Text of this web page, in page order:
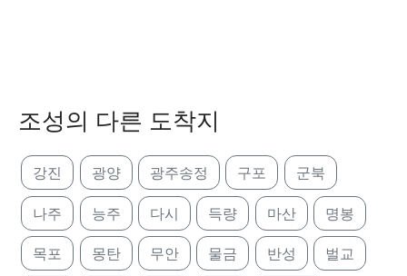
조성의 다른 도착지
강진 광양 광주송정 구포 군북
나주 능주 다시 득량 마산 명봉
목포 몽탄 무안 물금 반성 벌교